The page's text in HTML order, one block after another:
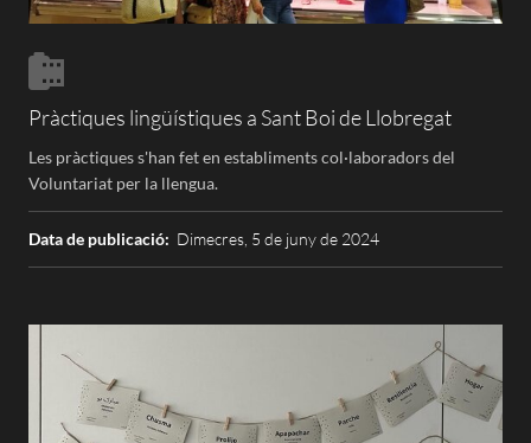
Pràctiques lingüístiques a Sant Boi de Llobregat
Les pràctiques s'han fet en establiments col·laboradors del
Voluntariat per la llengua.
Data de publicació: Dimecres, 5 de juny de 2024